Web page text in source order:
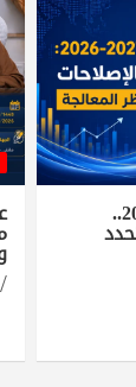
الاقتصاد السوري في 2026 و2027..